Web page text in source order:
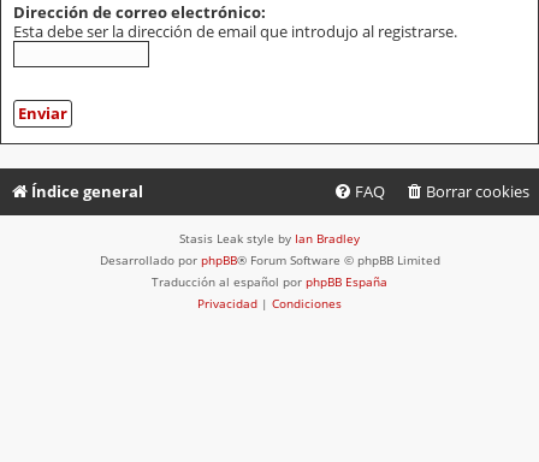
Dirección de correo electrónico:
Esta debe ser la dirección de email que introdujo al registrarse.
Índice general Borrar cookies
FAQ
Stasis Leak style by Ian Bradley
Desarrollado por phpBB® Forum Software © phpBB Limited
Traducción al español por phpBB España
Privacidad | Condiciones